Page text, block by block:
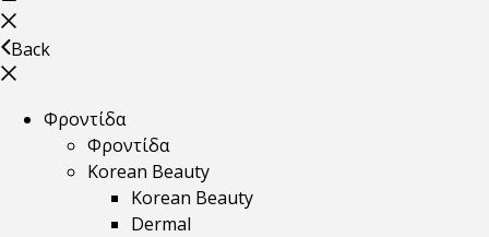
Back
Φροντίδα
Φροντίδα
Korean Beauty
Korean Beauty
Dermal